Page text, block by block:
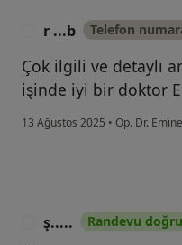
r ...b Telefon
Çok ilgili ve detaylı
işinde iyi bir doktor
13 Ağustos 2025 • Op. Dr.
ş..... Randevu